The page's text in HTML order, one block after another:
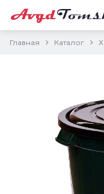
Главная Каталог